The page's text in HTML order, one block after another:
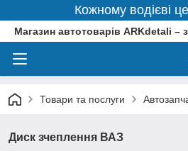
Кожному водієві
Магазин автотоварів ARKdetali –
Товари та послуги
Диск зчеплення ВАЗ